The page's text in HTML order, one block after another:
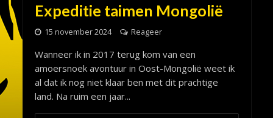
Expeditie taimen Mongolië
15 november 2024 Reageer
Wanneer ik in 2017 terug kom van een
amoersnoek avontuur in Oost-Mongolië weet ik
al dat ik nog niet klaar ben met dit prachtige
land. Na ruim een jaar...